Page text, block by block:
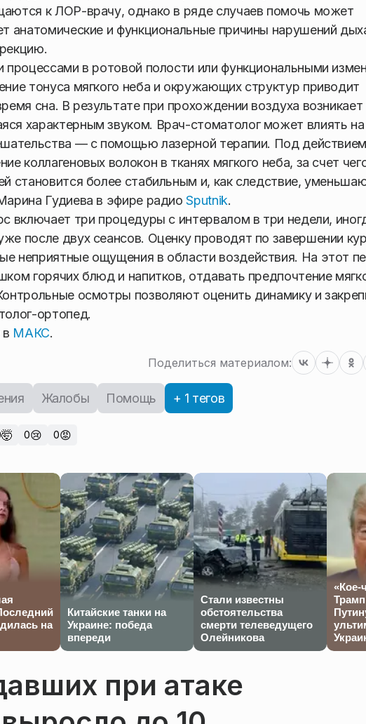
к ЛОР-врачу, однако в ряде случаев помочь может
анатомические и функциональные причины нарушений
процессами в ротовой полости или функциональными
тонуса мягкого неба и окружающих структур приводит
сна. В результате при прохождении воздуха возникает
характерным звуком. Врач-стоматолог может влиять
— с помощью лазерной терапии. Под
коллагеновых волокон в тканях мягкого неба, за счет
становится более стабильным и, как следствие,
Гудиева в эфире радиоSputnik.
включает три процедуры с интервалом в три недели,
после двух сеансов. Оценку проводят по завершении
неприятные ощущения в области воздействия. На этот
горячих блюд и напитков, отдавать предпочтение
осмотры позволяют оценить динамику и
ортопед.
МАКС.
Поделиться материалом:
Жалобы Помощь + 1 тегов
🤯 0😢 0😡
на
Китайские танки на
Украине: победа
впереди
Стали известны
обстоятельства
смерти телеведущего
Олейникова
«Кое-
при атаке